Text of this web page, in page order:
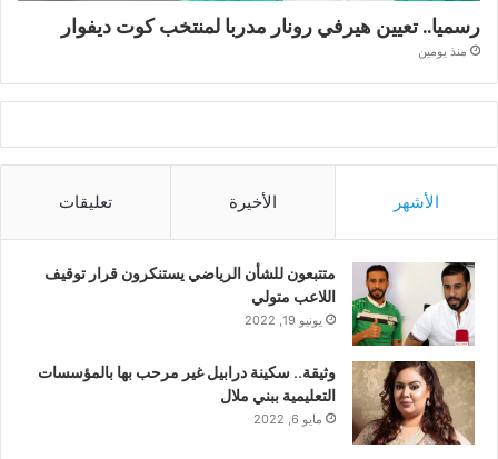
رسميا.. تعيين هيرفي رونار مدربا لمنتخب كوت ديفوار
منذ يومين
الأشهر الأخيرة تعليقات
متتبعون للشأن الرياضي يستنكرون قرار توقيف
اللاعب متولي
يونيو 19, 2022
وثيقة.. سكينة درابيل غير مرحب بها بالمؤسسات
التعليمية ببني ملال
مايو 6, 2022